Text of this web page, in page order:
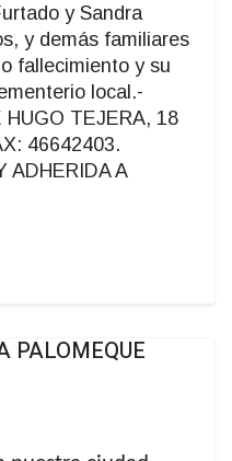
y Sandra
y demás familiares
fallecimiento y su
local.-
HUGO TEJERA, 18
46642403.
ADHERIDA A
PALOMEQUE